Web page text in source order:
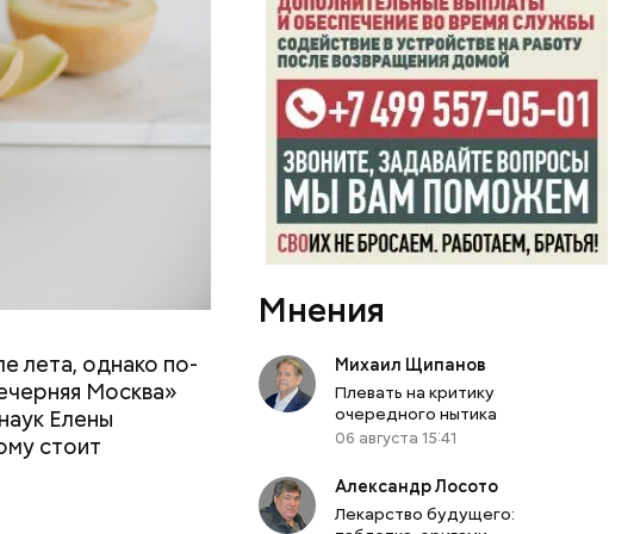
лета, однако по-
Москва»
Елены
стоит
щавель ему не
синдроме
тоже лучше
привести к
оболочки.
Мнения
Михаил Щипанов
Плевать на критику
очередного нытика
06 августа 15:41
Александр Лосото
Лекарство будущего: